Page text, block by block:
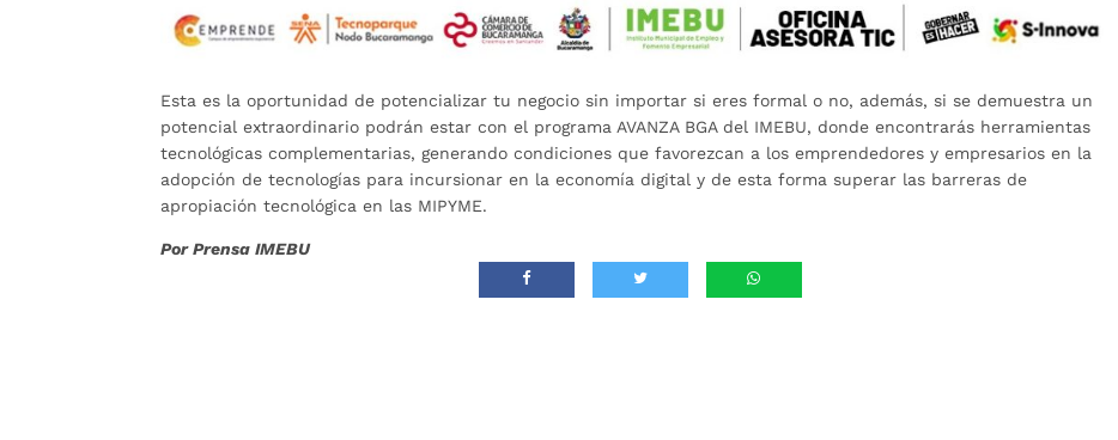
Esta es la oportunidad de potencializar tu negocio sin importar si eres formal o no, además, si se demuestra un
potencial extraordinario podrán estar con el programa AVANZA BGA del IMEBU, donde encontrarás herramientas
tecnológicas complementarias, generando condiciones que favorezcan a los emprendedores y empresarios en la
adopción de tecnologías para incursionar en la economía digital y de esta forma superar las barreras de
apropiación tecnológica en las MIPYME.
Por Prensa IMEBU